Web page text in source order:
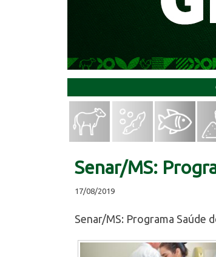
Senar/MS:
17/08/2019
Senar/MS: Programa Saúde